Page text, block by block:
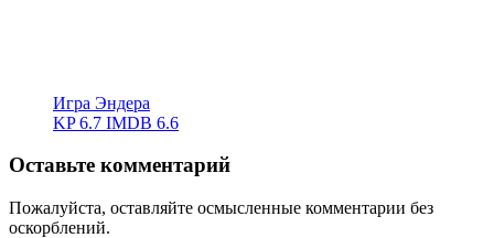
Игра Эндера
KP6.7 IMDB 6.6
Оставьте комментарий
Пожалуйста, оставляйте осмысленные комментарии без
оскорблений.